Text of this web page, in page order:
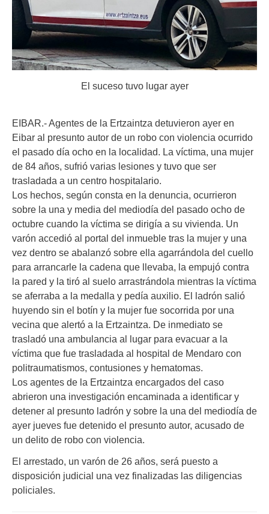
El suceso tuvo lugar ayer
EIBAR.- Agentes de la Ertzaintza detuvieron ayer en
Eibar al presunto autor de un robo con violencia ocurrido
el pasado día ocho en la localidad. La víctima, una mujer
de 84 años, sufrió varias lesiones y tuvo que ser
trasladada a un centro hospitalario.
Los hechos, según consta en la denuncia, ocurrieron
sobre la una y media del mediodía del pasado ocho de
octubre cuando la víctima se dirigía a su vivienda. Un
varón accedió al portal del inmueble tras la mujer y una
vez dentro se abalanzó sobre ella agarrándola del cuello
para arrancarle la cadena que llevaba, la empujó contra
la pared y la tiró al suelo arrastrándola mientras la víctima
se aferraba a la medalla y pedía auxilio. El ladrón salió
huyendo sin el botín y la mujer fue socorrida por una
vecina que alertó a la Ertzaintza. De inmediato se
trasladó una ambulancia al lugar para evacuar a la
víctima que fue trasladada al hospital de Mendaro con
politraumatismos, contusiones y hematomas.
Los agentes de la Ertzaintza encargados del caso
abrieron una investigación encaminada a identificar y
detener al presunto ladrón y sobre la una del mediodía de
ayer jueves fue detenido el presunto autor, acusado de
un delito de robo con violencia.
El arrestado, un varón de 26 años, será puesto a
disposición judicial una vez finalizadas las diligencias
policiales.